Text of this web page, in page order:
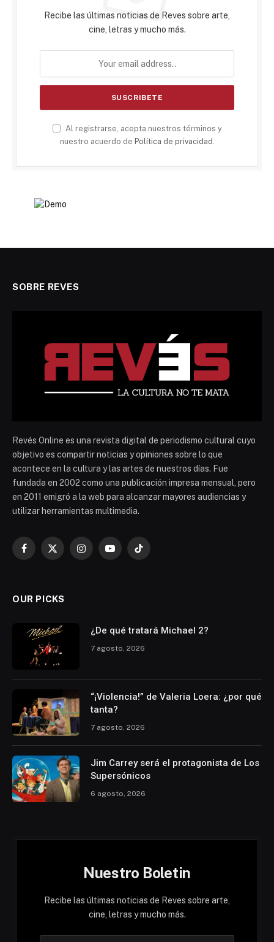
Recibe las últimas noticias de Reves sobre arte,
cine, letras y mucho más.
Al registrarse, acepta nuestros términos y
nuestro acuerdo de Política de privacidad .
SOBRE REVES
Revés Online es una revista digital de periodismo cultural cuyo
objetivo es compartir noticias y opiniones sobre lo que
acontece en la cultura y las artes de nuestros días. Fue
fundada en 2002 como una publicación impresa mensual, pero
en 2011 emigró a la web para alcanzar mayores audiencias y
utilizar herramientas multimedia.
Facebook
X
InstagramYouTubeTikTok
OUR PICKS
¿De qué tratará Michael 2?
7 agosto, 2026
“¡Violencia!” de Valeria Loera: ¿por qué
tanta?
7 agosto, 2026
Jim Carrey será el protagonista de Los
Supersónicos
6 agosto, 2026
Nuestro Boletin
Recibe las últimas noticias de Reves sobre arte,
cine, letras y mucho más.